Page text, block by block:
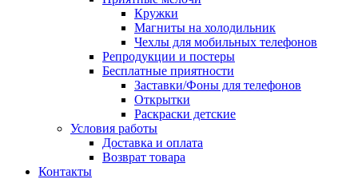
Кружки
Магниты на холодильник
Чехлы для мобильных телефонов
Репродукции и постеры
Бесплатные приятности
Заставки/Фоны для телефонов
Открытки
Раскраски детские
Условия работы
Доставка и оплата
Возврат товара
Контакты